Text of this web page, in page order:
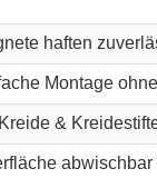
haften
Montage
&